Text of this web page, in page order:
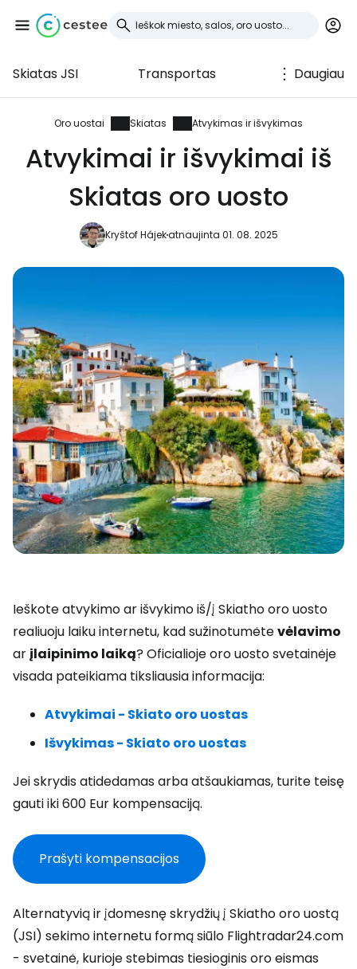
Skiatas JSI Transportas Daugiau
Oro uostai Skiatas Atvykimas ir išvykimas
Atvykimai ir išvykimai iš
Skiatas oro uosto
Kryštof Hájekatnaujinta 01. 08. 2025
Ieškote atvykimo ar išvykimo iš/į Skiatho oro uosto
realiuoju laiku internetu, kad sužinotumėtevėlavimo
arįlaipinimo laiką? Oficialioje oro uosto svetainėje
visada pateikiama tiksliausia informacija:
Atvykimai - Skiato oro uostas
Išvykimas - Skiato oro uostas
Jei skrydis atidedamas arba atšaukiamas, turite teisę
gauti iki 600 Eur kompensaciją.
Prašyti kompensacijos
Alternatyvią ir įdomesnę skrydžių į Skiatho oro uostą
(JSI) sekimo internetu formą siūlo Flightradar24.com
- svetainė, kurioje stebimas tiesioginis oro eismas
Prisijunkite prie
Cestee
... pasaulinė kelionių bendruomenė
Tęsti el. paštu